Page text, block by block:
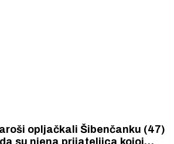
opljačkali Šibenčanku (47)
su njena prijateljica kojoj